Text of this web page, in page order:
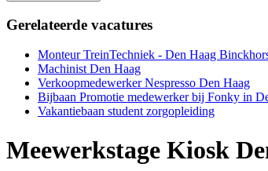
Gerelateerde vacatures
Monteur TreinTechniek - Den Haag
Machinist Den Haag
Verkoopmedewerker Nespresso Den Haag
Bijbaan Promotie medewerker bij Fonky in
Vakantiebaan student zorgopleiding
Meewerkstage Kiosk